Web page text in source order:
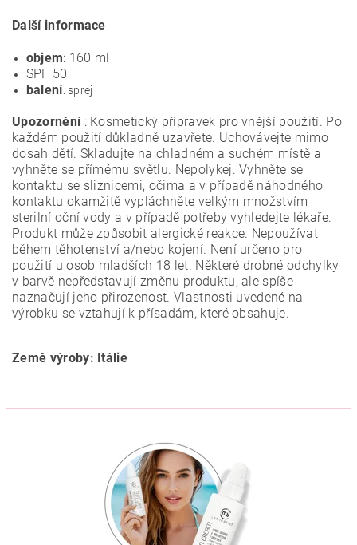
Další informace
objem: 160 ml
SPF 50
balení: sprej
Upozornění: Kosmetický přípravek pro vnější použití. Po
každém použití důkladně uzavřete. Uchovávejte mimo
dosah dětí. Skladujte na chladném a suchém místě a
vyhněte se přímému světlu. Nepolykej. Vyhněte se
kontaktu se sliznicemi, očima a v případě náhodného
kontaktu okamžitě vypláchněte velkým množstvím
sterilní oční vody a v případě potřeby vyhledejte lékaře.
Produkt může způsobit alergické reakce. Nepoužívat
během těhotenství a/nebo kojení. Není určeno pro
použití u osob mladších 18 let. Některé drobné odchylky
v barvě nepředstavují změnu produktu, ale spíše
naznačují jeho přirozenost. Vlastnosti uvedené na
výrobku se vztahují k přísadám, které obsahuje.
Země výroby: Itálie